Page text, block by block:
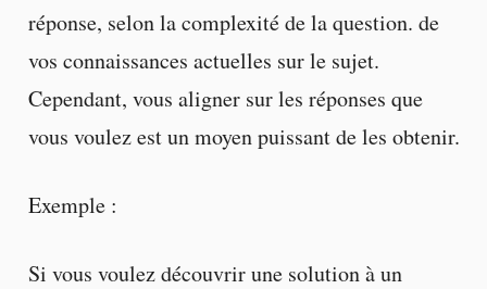
réponse, selon la complexité de la question. de
vos connaissances actuelles sur le sujet.
Cependant, vous aligner sur les réponses que
vous voulez est un moyen puissant de les obtenir.
Exemple :
Si vous voulez découvrir une solution à un